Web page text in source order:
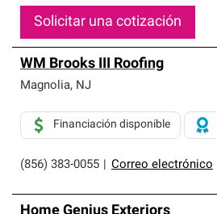
Solicitar una cotización
WM Brooks III Roofing
Magnolia, NJ
(856) 383-0055 Correo electrónico
Financiación disponible